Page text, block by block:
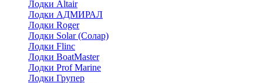
Лодки Altair
Лодки АДМИРАЛ
Лодки Roger
Лодки Solar (Солар)
Лодки Flinc
Лодки BoatMaster
Лодки Prof Marine
Лодки Групер